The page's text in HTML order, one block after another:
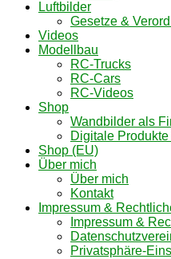
Luftbilder
Gesetze &
Videos
Modellbau
RC-Trucks
RC-Cars
RC-Videos
Shop
Wandbilder als
Digitale
Shop (EU)
Über mich
Über mich
Kontakt
Impressum &
Impressum &
Privatsphäre-